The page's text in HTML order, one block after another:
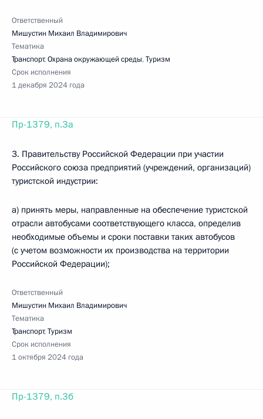
Ответственный
Мишустин Михаил Владимирович
Тематика
Транспорт,Охрана окружающей среды,Туризм
Срок исполнения
1 декабря 2024 года
Пр-1379, п.3а
3. Правительству Российской Федерации при участии
Российского союза предприятий (учреждений, организаций)
туристской индустрии:
а) принять меры, направленные на обеспечение туристской
отрасли автобусами соответствующего класса, определив
необходимые объемы и сроки поставки таких автобусов
(с учетом возможности их производства на территории
Российской Федерации);
Ответственный
Мишустин Михаил Владимирович
Тематика
Транспорт,Туризм
Срок исполнения
1 октября 2024 года
Пр-1379, п.3б